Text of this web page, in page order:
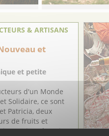
& ARTISANS
et
et petite
d'un Monde
Solidaire, ce sont
Patricia, deux
de fruits et
passionnés qui ont